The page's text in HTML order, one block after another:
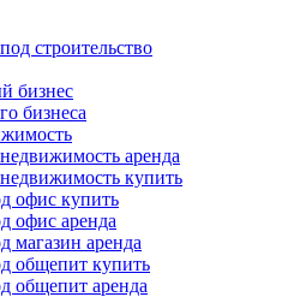
строительство
бизнес
бизнеса
аренда
купить
офис купить
офис аренда
магазин аренда
общепит купить
общепит аренда